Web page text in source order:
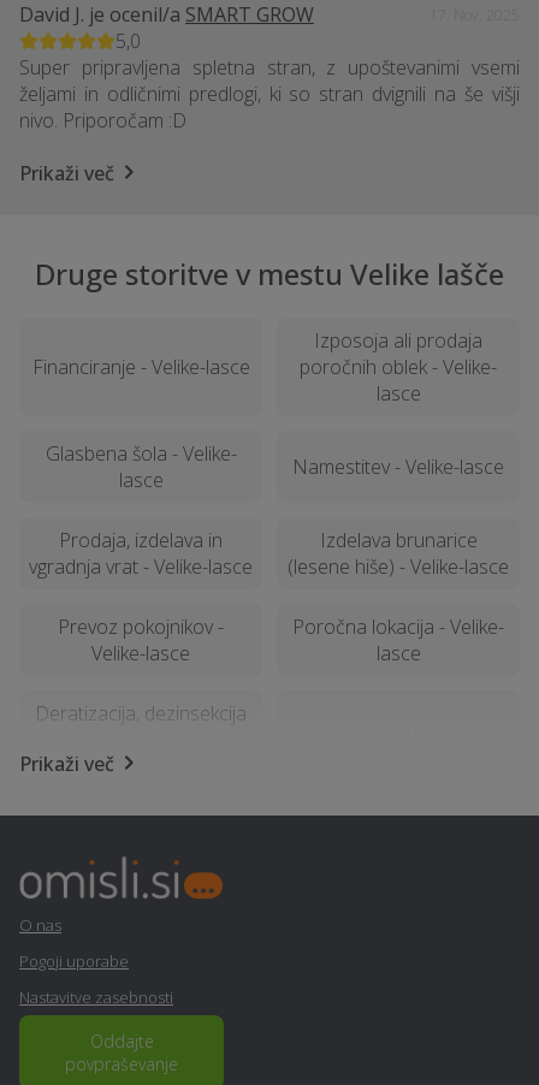
David J. je ocenil/a SMART GROW
5,0
Super pripravljena spletna stran, z upoštevanimi vsemi
željami in odličnimi predlogi, ki so stran dvignili na še višji
nivo. Priporočam :D
Prikaži več
Druge storitve v mestu Velike lašče
Financiranje - Velike-lasce
Izposoja ali prodaja
poročnih oblek - Velike-
lasce
Glasbena šola - Velike-
lasce
Namestitev - Velike-lasce
Prodaja, izdelava in
vgradnja vrat - Velike-lasce
Izdelava brunarice
(lesene hiše) - Velike-lasce
Prevoz pokojnikov -
Velike-lasce
Poročna lokacija - Velike-
lasce
Deratizacija, dezinsekcija
lasce
Velike-lasce
fasade - Velike-lasce
Geomehanika - Velike-
Prikaži več
O nas
Pogoji uporabe
Nastavitve zasebnosti
Oddajte
povpraševanje